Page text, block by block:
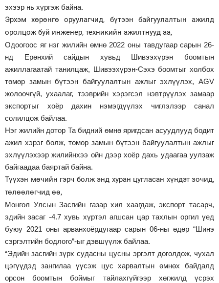
эхээр нь хүргэж байна.
Эрхэм хөрөнгө оруулагчид, бүтээн байгуулалтын ажилд
оролцож буй инженер, техникийн ажилтнууд аа,
Одоогоос яг нэг жилийн өмнө 2022 оны тавдугаар сарын 26-
нд Ерөнхий сайдын хувьд Шивээхүрэн боомтын
ажиллагаатай танилцаж, Шивээхүрэн-Сэхэ боомтыг холбох
төмөр замын бүтээн байгуулалтын ажлыг эхлүүлэх, AGV
жолоочгүй, ухаалаг, тээврийн хэрэгсэл нэвтрүүлэх замаар
экспортыг хоёр дахин нэмэгдүүлэх чиглэлээр санал
солилцож байлаа.
Нэг жилийн дотор Та бидний өмнө яригдсан асуудлууд бодит
ажил хэрэг болж, төмөр замын бүтээн байгуулалтын ажлыг
эхлүүлэхээр жилийнхээ ойн дээр хоёр дахь удаагаа уулзаж
байгаадаа баяртай байна.
Түүхэн мөчийн гэрч болж энд хуран цугласан хүндэт зочид,
төлөөлөгчид өө,
Монгол Улсын Засгийн газар хил хаагдаж, экспорт тасарч,
эдийн засаг -4.7 хувь хүртэл агшсан цар тахлын оргил үед
буюу 2021 оны арванхоёрдугаар сарын 06-ны өдөр “Шинэ
сэргэлтийн бодлого”-ыг дэвшүүлж байлаа.
“Эдийн засгийн зүрх судасны цусны эргэлт доголдож, чухал
цэгүүдэд зангилаа үүсэж цус харвалтын өмнөх байдалд
орсон боомтын боймыг тайлахгүйгээр хөгжилд үсрэх